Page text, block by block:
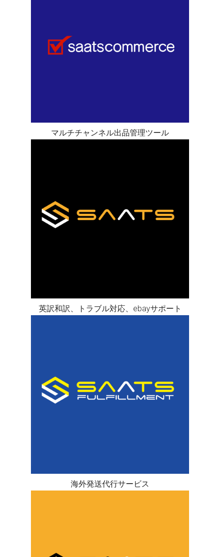
マルチチャンネル出品管理ツール
英訳和訳、トラブル対応、ebayサポート
海外発送代行サービス